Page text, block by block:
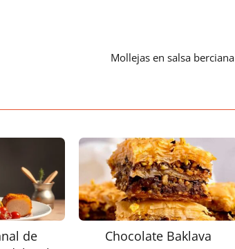
Mollejas en salsa berciana
de
Chocolate Baklava